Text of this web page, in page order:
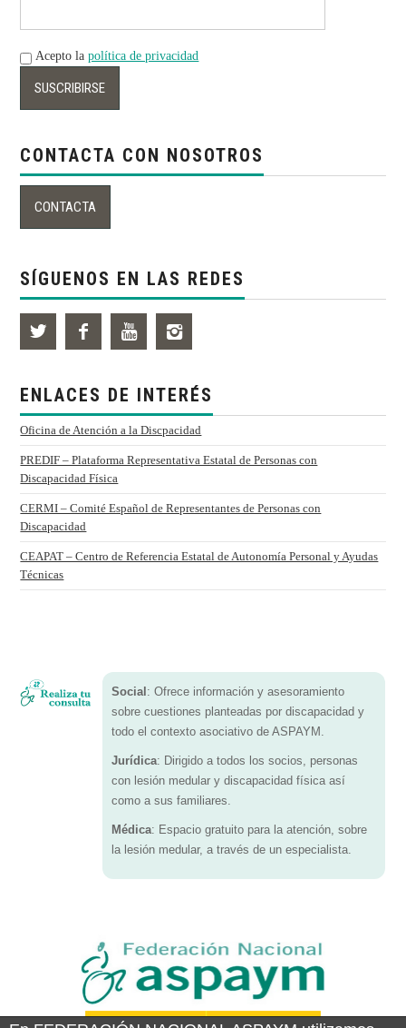
Acepto lapolítica de privacidad
CONTACTA CON NOSOTROS
SÍGUENOS EN LAS REDES
ENLACES DE INTERÉS
Oficina de Atención a la Discpacidad
PREDIF – Plataforma Representativa Estatal de Personas con
Discapacidad Física
CERMI – Comité Español de Representantes de Personas con
Discapacidad
CEAPAT – Centro de Referencia Estatal de Autonomía Personal y Ayudas
Técnicas
Social : Ofrece información y asesoramiento
sobre cuestiones planteadas por discapacidad y
todo el contexto asociativo de ASPAYM.
Jurídica: Dirigido a todos los socios, personas
con lesión medular y discapacidad física así
como a sus familiares.
Médica: Espacio gratuito para la atención, sobre
la lesión medular, a través de un especialista.